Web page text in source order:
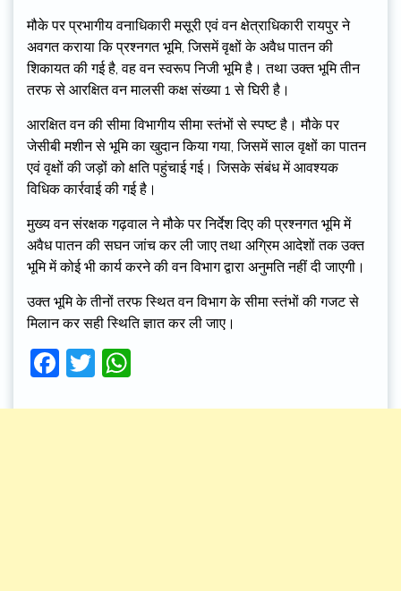
मौके पर प्रभागीय वनाधिकारी मसूरी एवं वन क्षेत्राधिकारी रायपुर ने
अवगत कराया कि प्रश्नगत भूमि, जिसमें वृक्षों के अवैध पातन की
शिकायत की गई है, वह वन स्वरूप निजी भूमि है। तथा उक्त भूमि तीन
तरफ से आरक्षित वन मालसी कक्ष संख्या 1 से घिरी है।
आरक्षित वन की सीमा विभागीय सीमा स्तंभों से स्पष्ट है। मौके पर
जेसीबी मशीन से भूमि का खुदान किया गया, जिसमें साल वृक्षों का पातन
एवं वृक्षों की जड़ों को क्षति पहुंचाई गई। जिसके संबंध में आवश्यक
विधिक कार्रवाई की गई है।
मुख्य वन संरक्षक गढ़वाल ने मौके पर निर्देश दिए की प्रश्नगत भूमि में
अवैध पातन की सघन जांच कर ली जाए तथा अग्रिम आदेशों तक उक्त
भूमि में कोई भी कार्य करने की वन विभाग द्वारा अनुमति नहीं दी जाएगी।
उक्त भूमि के तीनों तरफ स्थित वन विभाग के सीमा स्तंभों की गजट से
मिलान कर सही स्थिति ज्ञात कर ली जाए।
Facebook
Twitter